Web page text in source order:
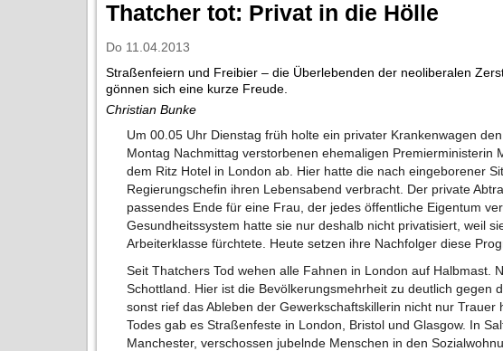
Thatcher tot: Privat in die Hölle
Do 11.04.2013
Straßenfeiern und Freibier – die Überlebenden der neoliberalen
gönnen sich eine kurze Freude.
Christian Bunke
Um 00.05 Uhr Dienstag früh holte ein privater Krankenwagen
Montag Nachmittag verstorbenen ehemaligen Premierministerin
dem Ritz Hotel in London ab. Hier hatte die nach eingeborener
Regierungschefin ihren Lebensabend verbracht. Der private
passendes Ende für eine Frau, der jedes öffentliche Eigentum
Gesundheitssystem hatte sie nur deshalb nicht privatisiert, weil
Arbeiterklasse fürchtete. Heute setzen ihre Nachfolger diese
Seit Thatchers Tod wehen alle Fahnen in London auf Halbmast.
Schottland. Hier ist die Bevölkerungsmehrheit zu deutlich gegen
sonst rief das Ableben der Gewerkschaftskillerin nicht nur Trauer
Todes gab es Straßenfeste in London, Bristol und Glasgow. In
Manchester, verschossen jubelnde Menschen in den